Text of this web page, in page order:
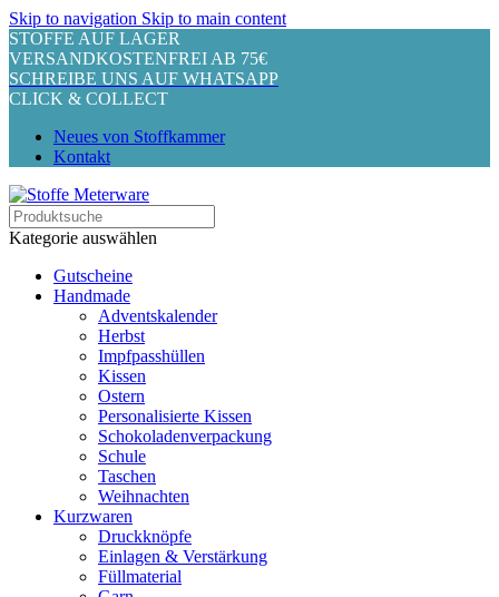
Skip to navigation Skip to main content
STOFFE AUF LAGER
VERSANDKOSTENFREI AB 75€
SCHREIBE UNS AUF WHATSAPP
CLICK & COLLECT
Neues von Stoffkammer
Kontakt
Kategorie auswählen
Gutscheine
Handmade
Adventskalender
Herbst
Impfpasshüllen
Kissen
Ostern
Personalisierte Kissen
Schokoladenverpackung
Schule
Taschen
Weihnachten
Kurzwaren
Druckknöpfe
Einlagen & Verstärkung
Füllmaterial